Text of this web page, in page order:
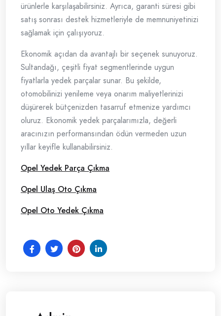
ürünlerle karşılaşabilirsiniz. Ayrıca, garanti süresi gibi
satış sonrası destek hizmetleriyle de memnuniyetinizi
sağlamak için çalışıyoruz.
Ekonomik açıdan da avantajlı bir seçenek sunuyoruz.
Sultandağı, çeşitli fiyat segmentlerinde uygun
fiyatlarla yedek parçalar sunar. Bu şekilde,
otomobilinizi yenileme veya onarım maliyetlerinizi
düşürerek bütçenizden tasarruf etmenize yardımcı
oluruz. Ekonomik yedek parçalarımızla, değerli
aracınızın performansından ödün vermeden uzun
yıllar keyifle kullanabilirsiniz.
Opel Yedek Parça Çıkma
Opel Ulaş Oto Çıkma
Opel Oto Yedek Çıkma